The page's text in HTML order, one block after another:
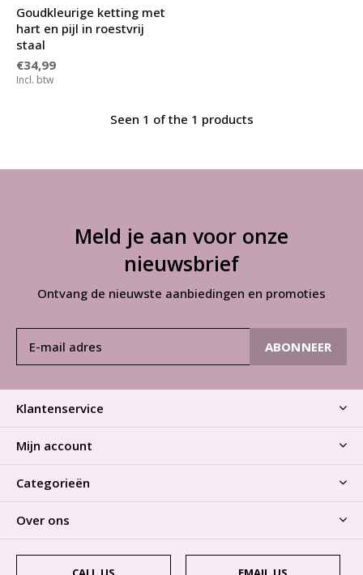
Goudkleurige ketting met
hart en pijl in roestvrij
staal
€34,99
Incl. btw
Seen 1 of the 1 products
Meld je aan voor onze
nieuwsbrief
Ontvang de nieuwste aanbiedingen en promoties
ABONNEER
Klantenservice
Mijn account
Categorieën
Over ons